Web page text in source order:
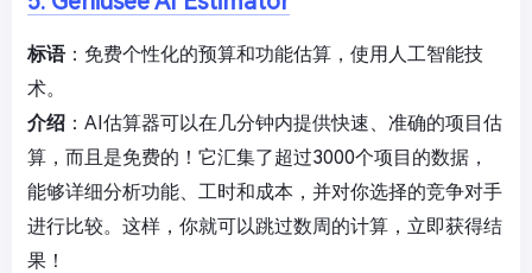
标语：免费个性化的预算和功能估算，使用人工智能技
术。
介绍 ：AI估算器可以在几分钟内提供快速、准确的项目估
算，而且是免费的！它汇集了超过3000个项目的数据，
能够详细分析功能、工时和成本，并对你选择的竞争对手
进行比较。这样，你就可以跳过数周的计算，立即获得结
果！